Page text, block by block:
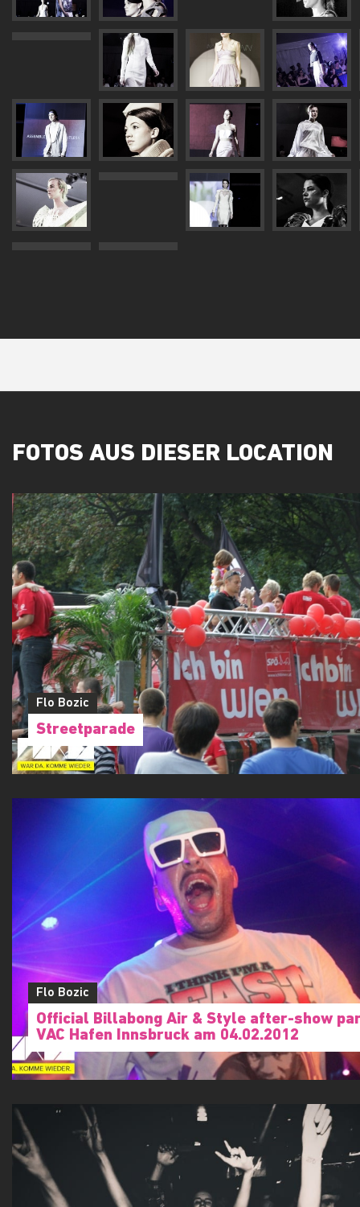
FOTOS AUS DIESER LOCATION
Flo Bozic
Streetparade
Flo Bozic
Official Billabong Air & Style after-show
VAC Hafen Innsbruck am 04.02.2012